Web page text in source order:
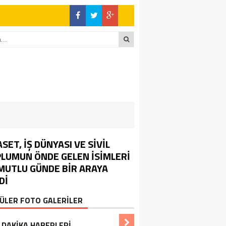
İŞ DÜNYASI VE SİVİL
ÖNDE GELEN İSİMLERİ
GÜNDE BİR ARAYA
FOTO GALERİLER